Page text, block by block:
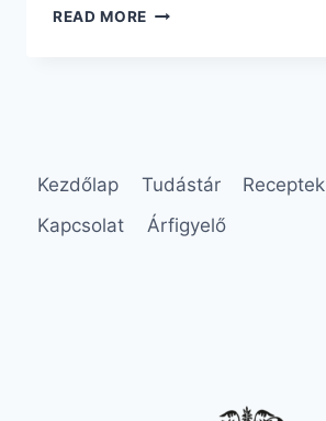
READ MORE REGGELI
Kezdőlap Tudástár Receptek
Kapcsolat
Árfigyelő